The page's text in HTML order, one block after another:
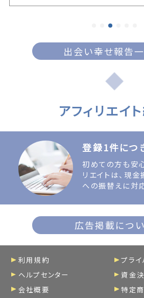
出会い幸せ報告
アフィリエイ
登録1件につ
初めての方も安
リエイトは、現
への振替えに対
広告掲載につ
利用規約
プラ
ヘルプセンター
資金
会社概要
特定